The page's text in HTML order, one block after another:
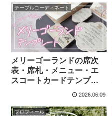
テーブルコーディネート
メリーゴーランドの席次
表・席札・メニュー・エ
スコートカードテンプレ
2026.06.09
プロフィール